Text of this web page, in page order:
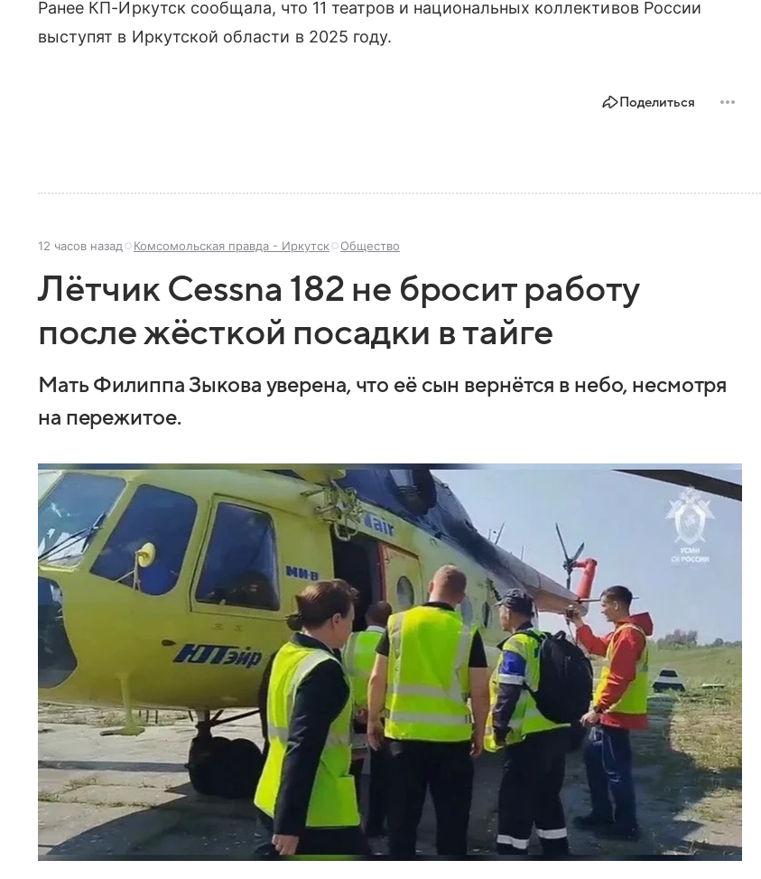
Ранее КП-Иркутск сообщала, что 11 театров и национальных коллективов России
выступят в Иркутской области в 2025 году.
Поделиться
12 часов назад Комсомольская правда - Иркутск Общество
Лётчик Cessna 182 не бросит работу
после жёсткой посадки в тайге
Мать Филиппа Зыкова уверена, что её сын вернётся в небо, несмотря
на пережитое.